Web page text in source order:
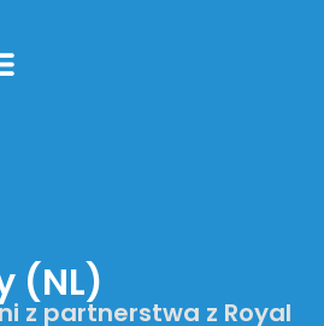
(NL)
z partnerstwa z Royal